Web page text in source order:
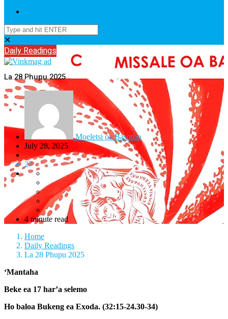
✕
Daily Readings
La 28 Phupu 2025
Moeletsi oa Basotho
July 28, 2025
27
4 minute read
Home
Daily Readings
La 28 Phupu 2025
‘Mantaha
Beke ea 17 har’a selemo
Ho baloa Bukeng ea Exoda. (32:15-24.30-34)